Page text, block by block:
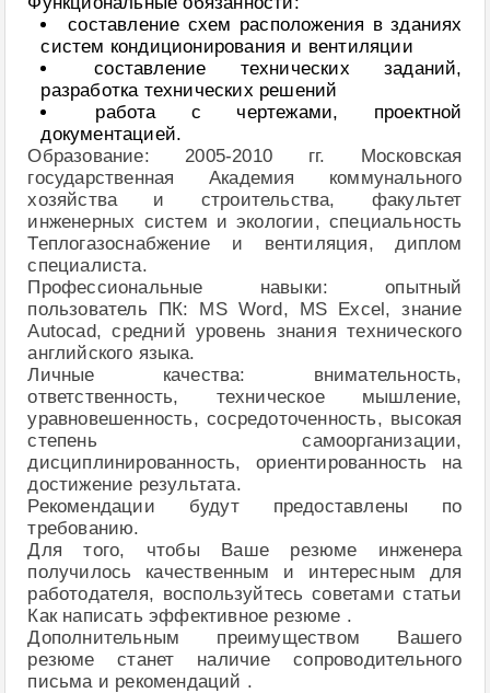
составление схем расположения в зданиях
систем кондиционирования и вентиляции
составление технических заданий,
разработка технических решений
работа с чертежами, проектной
документацией.
Образование: 2005-2010 гг. Московская
государственная Академия коммунального
хозяйства и строительства, факультет
инженерных систем и экологии, специальность
Теплогазоснабжение и вентиляция, диплом
специалиста.
Профессиональные навыки: опытный
пользователь ПК: MS Word, MS Excel, знание
Autocad, средний уровень знания технического
английского языка.
Личные качества: внимательность,
ответственность, техническое мышление,
уравновешенность, сосредоточенность, высокая
степень самоорганизации,
дисциплинированность, ориентированность на
достижение результата.
Рекомендации будут предоставлены по
требованию.
Для того, чтобы Ваше резюме инженера
получилось качественным и интересным для
работодателя, воспользуйтесь советами статьи
Как написать эффективное резюме .
Дополнительным преимуществом Вашего
резюме станет наличие сопроводительного
письма и рекомендаций .